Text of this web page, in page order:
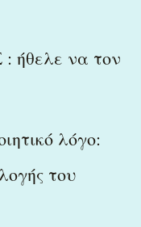
να τον
λόγο:
του